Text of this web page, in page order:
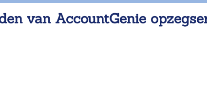
van AccountGenie